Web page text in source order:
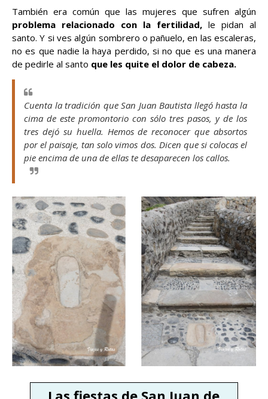
También era común que las mujeres que sufren algún
problema relacionado con la fertilidad, le pidan al
santo. Y si ves algún sombrero o pañuelo, en las escaleras,
no es que nadie la haya perdido, si no que es una manera
de pedirle al santo que les quite el dolor de cabeza.
Cuenta la tradición que San Juan Bautista llegó hasta la
cima de este promontorio con sólo tres pasos, y de los
tres dejó su huella. Hemos de reconocer que absortos
por el paisaje, tan solo vimos dos. Dicen que si colocas el
pie encima de una de ellas te desaparecen los callos.
Las fiestas de San Juan de